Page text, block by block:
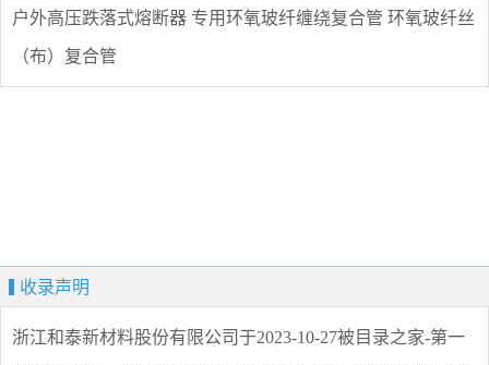
户外高压跌落式熔断器 专用环氧玻纤缠绕复合管 环氧玻纤丝
（布）复合管
收录声明
浙江和泰新材料股份有限公司 于2023-10-27被目录之家-第一